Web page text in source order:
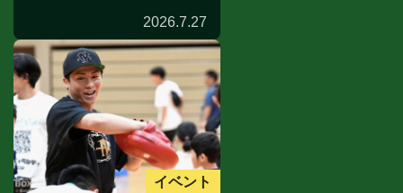
2026.7.27
イベント